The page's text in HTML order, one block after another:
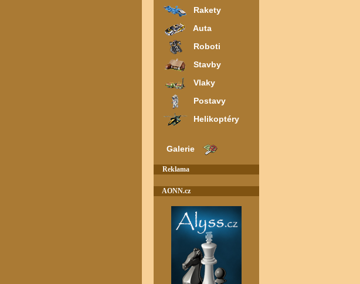
Rakety
Auta
Roboti
Stavby
Vlaky
Postavy
Helikoptéry
Galerie
Reklama
AONN.cz